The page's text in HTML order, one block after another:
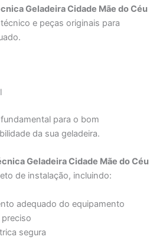
Geladeira Cidade Mãe do Céu
e peças originais para
para o bom
da sua geladeira.
Geladeira Cidade Mãe do Céu
de instalação, incluindo:
adequado do equipamento
segura